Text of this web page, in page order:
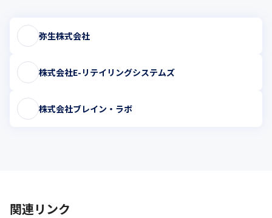
弥生株式会社
株式会社E-リテイリングシステムズ
株式会社ブレイン・ラボ
関連リンク